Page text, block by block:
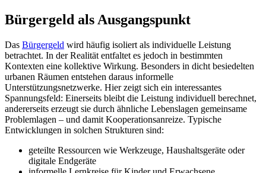
Bürgergeld als Ausgangspunkt
Das Bürgergeld wird häufig isoliert als individuelle Leistung
betrachtet. In der Realität entfaltet es jedoch in bestimmten
Kontexten eine kollektive Wirkung. Besonders in dicht besiedelten
urbanen Räumen entstehen daraus informelle
Unterstützungsnetzwerke. Hier zeigt sich ein interessantes
Spannungsfeld: Einerseits bleibt die Leistung individuell berechnet,
andererseits erzeugt sie durch ähnliche Lebenslagen gemeinsame
Problemlagen – und damit Kooperationsanreize. Typische
Entwicklungen in solchen Strukturen sind:
geteilte Ressourcen wie Werkzeuge, Haushaltsgeräte oder
digitale Endgeräte